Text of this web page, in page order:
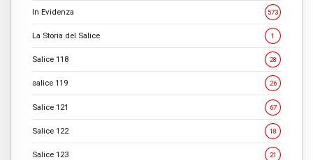
In Evidenza 573
La Storia del Salice 1
Salice 118 28
salice 119 26
Salice 121 67
Salice 122 18
Salice 123 21